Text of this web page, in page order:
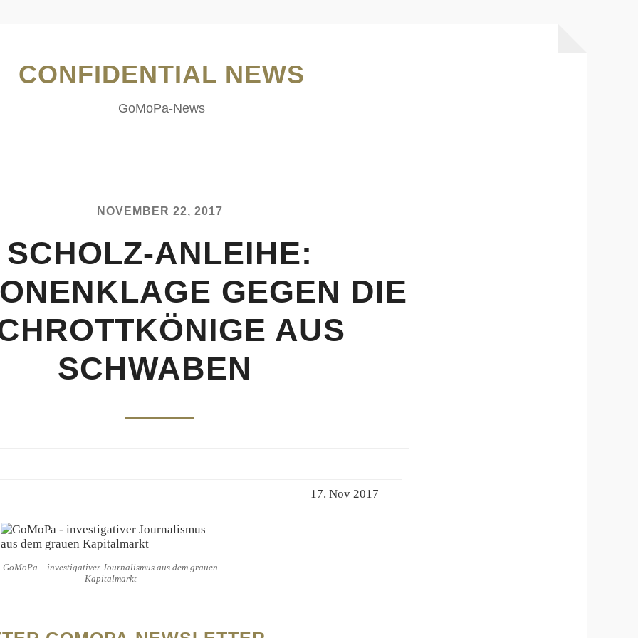
CONFIDENTIAL NEWS
GoMoPa-News
NOVEMBER 22, 2017
SCHOLZ-ANLEIHE:
GEGEN DIE
AUS
SCHWABEN
GoMoPa – investigativer Journalismus aus dem grauen
Kapitalmarkt
17. Nov 2017